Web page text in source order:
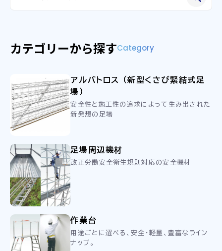
カテゴリーから探すCategory
アルバトロス （新型くさび緊結式足
場）
安全性と施工性の追求によって生み出された
新発想の足場
足場周辺機材
改正労働安全衛生規則対応の安全機材
作業台
用途ごとに選べる、安全・軽量、豊富なライン
ナップ。